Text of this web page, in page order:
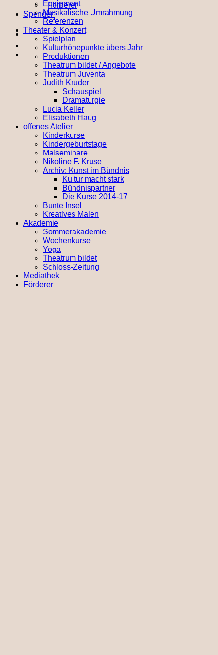
Förderer
Spenden
Equipment
Musikalische Umrahmung
Referenzen
Theater & Konzert
Spielplan
Kulturhöhepunkte übers Jahr
Produktionen
Theatrum bildet / Angebote
Theatrum Juventa
Judith Kruder
Schauspiel
Dramaturgie
Lucia Keller
Elisabeth Haug
offenes Atelier
Kinderkurse
Kindergeburtstage
Malseminare
Nikoline F. Kruse
Archiv: Kunst im Bündnis
Kultur macht stark
Bündnispartner
Die Kurse 2014-17
Bunte Insel
Kreatives Malen
Akademie
Sommerakademie
Wochenkurse
Yoga
Theatrum bildet
Schloss-Zeitung
Mediathek
Förderer